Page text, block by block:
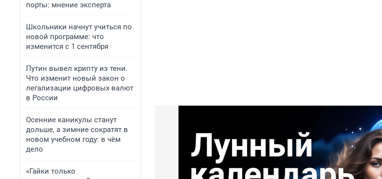
порты: мнение эксперта
Школьники начнут учиться по
новой программе: что
изменится с 1 сентября
Путин вывел крипту из тени.
Что изменит новый закон о
легализации цифровых валют
в России
Осенние каникулы станут
дольше, а зимние сократят в
новом учебном году: в чём
дело
«Гайки только